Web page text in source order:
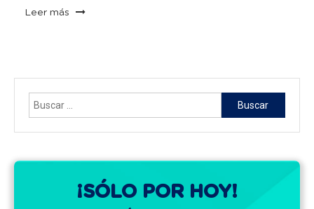
Leer más
Buscar:
¡SÓLO POR HOY!